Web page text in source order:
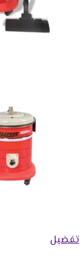
تفضيل